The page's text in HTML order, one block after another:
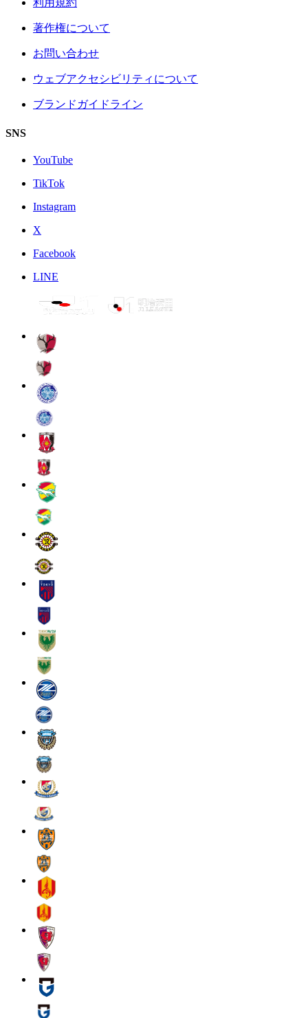
利用規約
著作権について
お問い合わせ
ウェブアクセシビリティについて
ブランドガイドライン
SNS
YouTube
TikTok
Instagram
X
Facebook
LINE